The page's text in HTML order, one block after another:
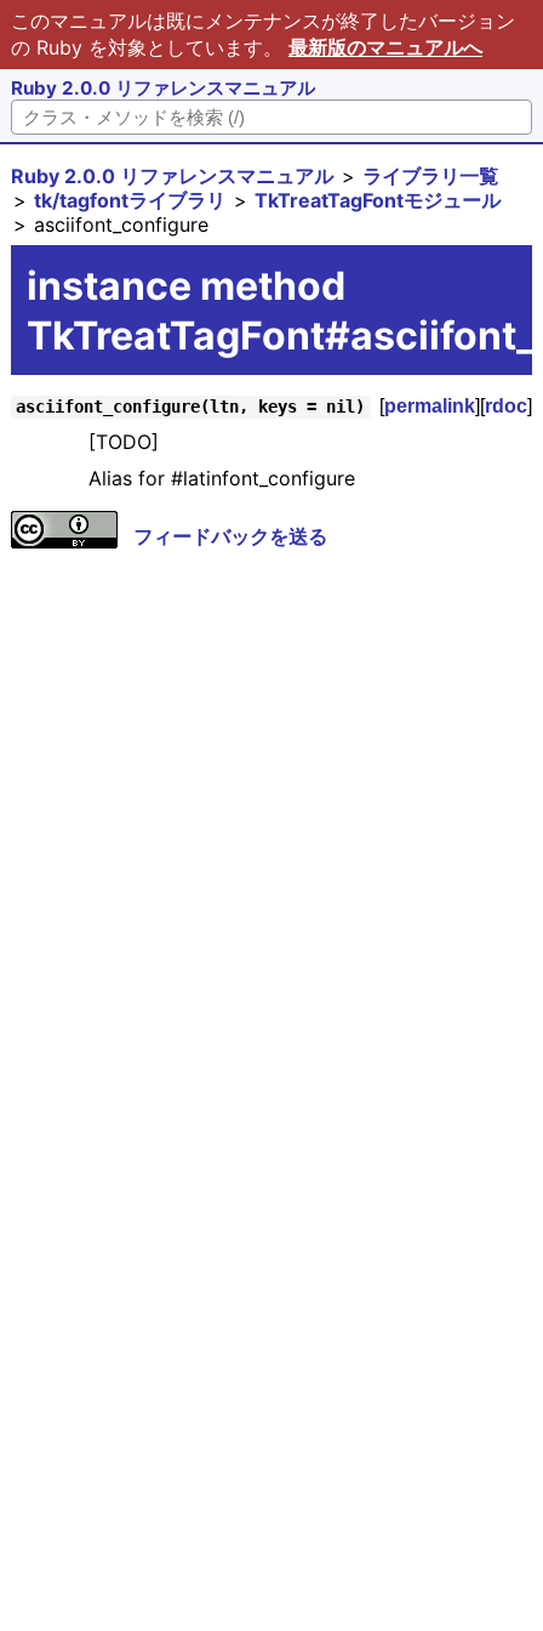
このマニュアルは既にメンテナンスが終了したバージョン
の Ruby を対象としています。 最新版のマニュアルへ
Ruby 2.0.0 リファレンスマニュアル
Ruby 2.0.0 リファレンスマニュアル
ライブラリ一覧
tk/tagfontライブラリ
TkTreatTagFontモジュール
asciifont_configure
instance method
asciifont_configure(ltn, keys = nil) [permalink][rdoc]
[TODO]
Alias for #latinfont_configure
フィードバックを送る